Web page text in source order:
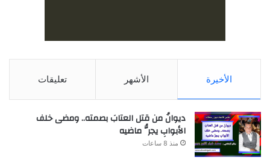
الأخيرة الأشهر تعليقات
ديوانُ من قتل العتابَ بصمته.. ومضى خلف
الأبوابِ يجرُّ ماضيه
منذ 8 ساعات